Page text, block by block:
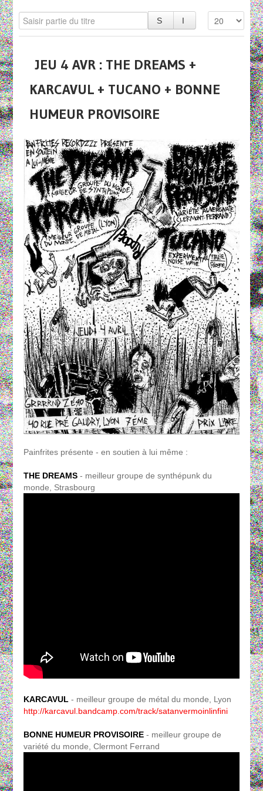
JEU 4 AVR : THE DREAMS +
KARCAVUL + TUCANO + BONNE
HUMEUR PROVISOIRE
Painfrites présente - en soutien à lui même :
THE DREAMS- meilleur groupe de synthépunk du
monde, Strasbourg
KARCAVUL - meilleur groupe de métal du monde, Lyon
http://karcavul.bandcamp.com/track/satanvermoinlinfini
BONNE HUMEUR PROVISOIRE- meilleur groupe de
variété du monde, Clermont Ferrand